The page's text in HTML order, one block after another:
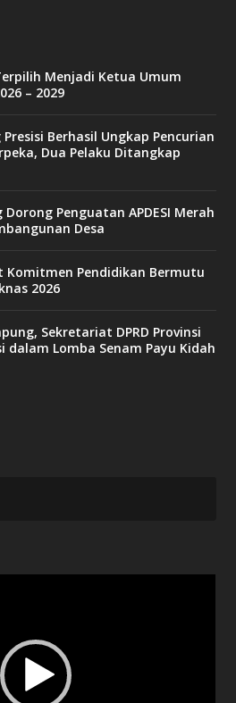
Terpilih Menjadi Ketua Umum
– 2029
Berhasil Ungkap Pencurian
Dua Pelaku Ditangkap
Dorong Penguatan APDESI Merah
Desa
Komitmen Pendidikan Bermutu
2026
Sekretariat DPRD Provinsi
dalam Lomba Senam Payu Kidah